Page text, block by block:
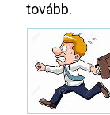
tovább.